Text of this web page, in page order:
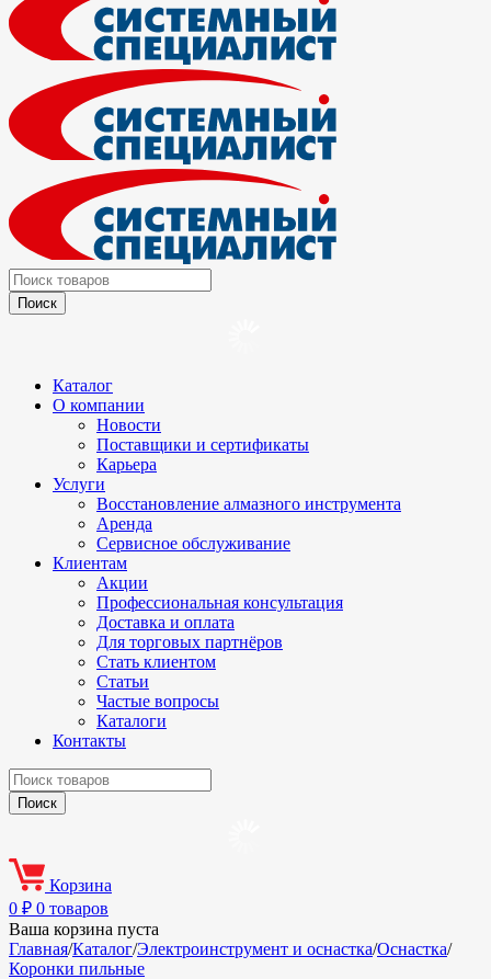
Каталог
О компании
Новости
Поставщики и сертификаты
Карьера
Услуги
Восстановление алмазного инструмента
Аренда
Сервисное обслуживание
Клиентам
Акции
Профессиональная консультация
Доставка и оплата
Для торговых партнёров
Стать клиентом
Статьи
Частые вопросы
Каталоги
Контакты
Корзина
0 ₽ 0 товаров
Ваша корзина пуста
Главная/Каталог/Электроинструмент и оснастка/Оснастка/
Коронки пильные